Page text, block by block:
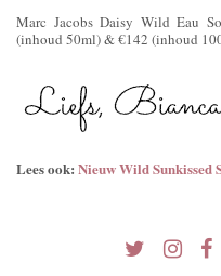
Marc Jacobs Daisy Wild Eau
(inhoud 50ml) & €142 (inhoud
Lees ook: Nieuw Wild Sunkissed